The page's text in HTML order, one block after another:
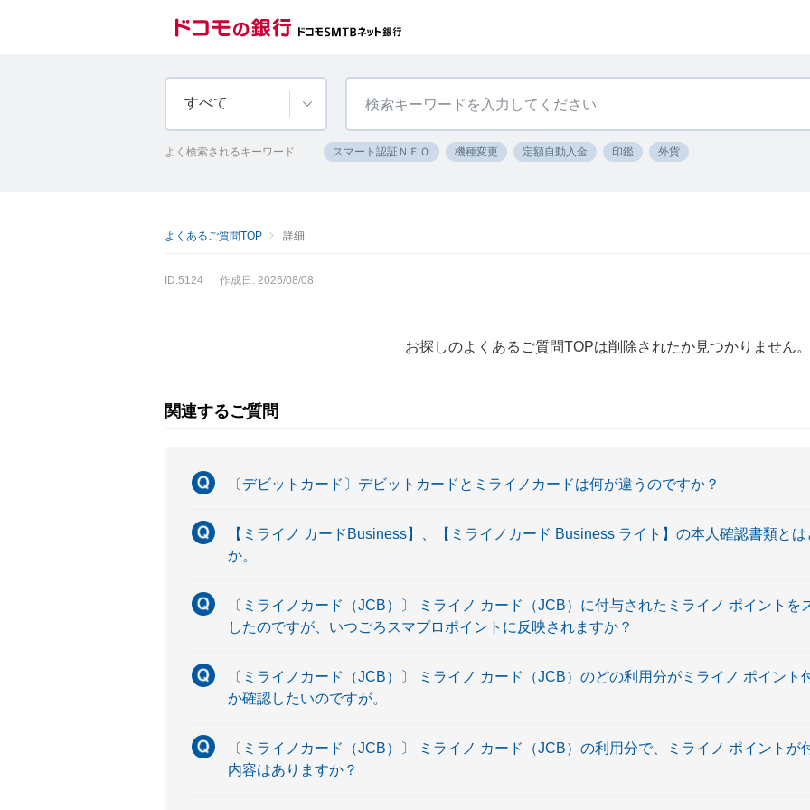
すべて
よく検索されるキーワード スマート認証ＮＥＯ 機種変更 定額自動入金 印鑑 外貨
よくあるご質問TOP 詳細
ID:5124 作成日: 2026/08/08
お探しのよくあるご質問TOPは削除されたか見つかりません。
関連するご質問
〔デビットカード〕デビットカードとミライノカードは何が違うのですか？
【ミライノ カードBusiness】、【ミライノカード Business ライト】の本人確認書類と
か。
〔ミライノカード（JCB）〕 ミライノ カード（JCB）に付与されたミライノ ポイントを
したのですが、いつごろスマプロポイントに反映されますか？
〔ミライノカード（JCB）〕 ミライノ カード（JCB）のどの利用分がミライノ ポイント
か確認したいのですが。
〔ミライノカード（JCB）〕 ミライノ カード（JCB）の利用分で、ミライノ ポイントが
内容はありますか？